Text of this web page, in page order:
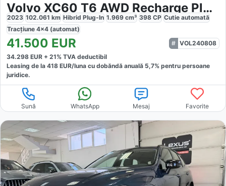
Volvo XC60 T6 AWD Recharge Plus Dark
2023 102.061 km Hibrid Plug-In 1.969 cm³ 398 CP Cutie automată
Tracțiune 4x4 (automat)
41.500 EUR
VOL240808
34.298 EUR + 21% TVA deductibil
Leasing de la 418 EUR/luna cu dobăndă anuală 5,7% pentru persoane
juridice.
Sună WhatsApp Mesaj Favorite